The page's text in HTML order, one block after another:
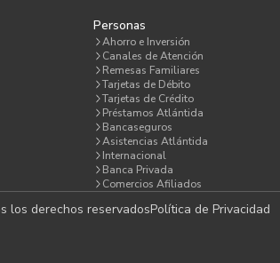
Personas
Ahorro e Inversión
Canales de Atención
Remesas Familiares
Tarjetas de Débito
Tarjetas de Crédito
Préstamos Atlántida
Bancaseguros
Asistencias Atlántida
Internacional
Banca Privada
Comercios Afiliados
los derechos reservadosPolítica de Privacidad